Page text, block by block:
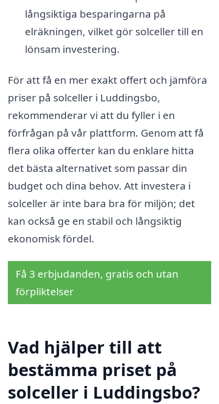
långsiktiga besparingarna på
elräkningen, vilket gör solceller till en
lönsam investering.
För att få en mer exakt offert och jämföra
priser på solceller i Luddingsbo,
rekommenderar vi att du fyller i en
förfrågan på vår plattform. Genom att få
flera olika offerter kan du enklare hitta
det bästa alternativet som passar din
budget och dina behov. Att investera i
solceller är inte bara bra för miljön; det
kan också ge en stabil och långsiktig
ekonomisk fördel.
Få 3 erbjudanden, gratis och utan
förpliktelser
Vad hjälper till att
bestämma priset på
solceller i Luddingsbo?